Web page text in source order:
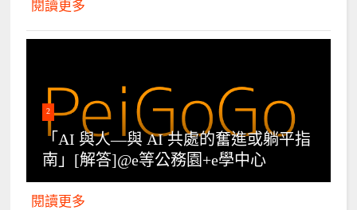
閱讀更多
2
「AI 與人—與 AI 共處的奮進或躺平指
南」[解答]@e等公務園+e學中心
閱讀更多